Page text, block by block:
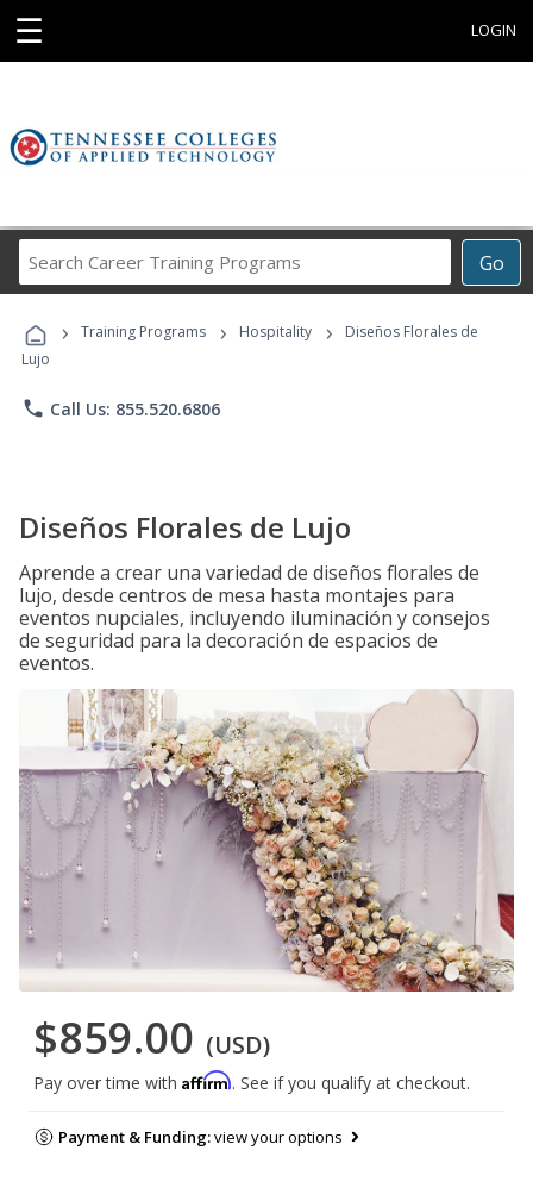
☰ LOGIN
Go
Career
Programs
› Training Programs › Hospitality ›
Diseños Florales de
Lujo
phone Call Us: 855.520.6806
Diseños Florales de Lujo
Aprende a crear una variedad de diseños florales de
lujo, desde centros de mesa hasta montajes para
eventos nupciales, incluyendo iluminación y consejos
de seguridad para la decoración de espacios de
eventos.
$859.00 (USD)
Pay over time with Affirm. See if you qualify at checkout.
Payment & Funding:view your options